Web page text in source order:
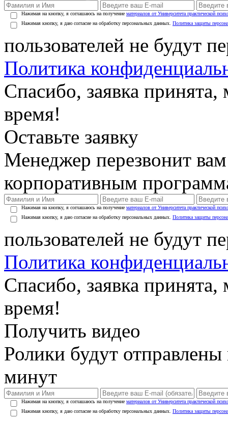
Нажимая на кнопку, я соглашаюсь на получение материалов от Университета практической
Нажимая кнопку, я даю согласие на обработку персональных данных. Политика защиты
пользователей не будут
Политика
Спасибо, заявка
время!
Оставьте заявку
Менеджер перезвонит
корпоративным
Нажимая на кнопку, я соглашаюсь на получение материалов от Университета практической
Нажимая кнопку, я даю согласие на обработку персональных данных. Политика защиты
пользователей не будут
Политика
Спасибо, заявка
время!
Получить видео
Ролики будут
минут
Нажимая на кнопку, я соглашаюсь на получение материалов от Университета практической
Нажимая кнопку, я даю согласие на обработку персональных данных. Политика защиты